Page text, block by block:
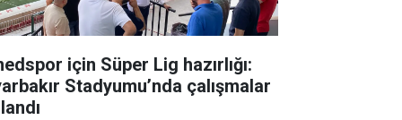
için Süper Lig hazırlığı:
Stadyumu’nda çalışmalar